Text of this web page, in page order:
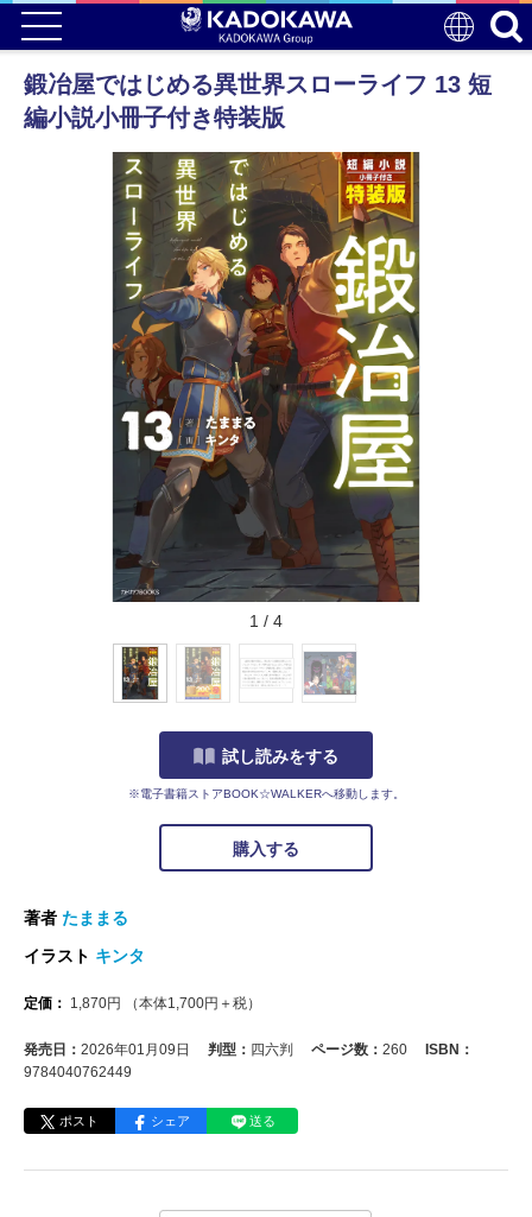
鍛冶屋ではじめる異世界スローライフ 13 短
編小説小冊子付き特装版
1 / 4
試し読みをする
※電子書籍ストアBOOK☆WALKERへ移動します。
購入する
著者 たままる
イラスト キンタ
定価： 1,870円 （本体1,700円＋税）
発売日： 2026年01月09日 判型： 四六判 ページ数： 260
ISBN：
9784040762449
ポスト シェア 送る